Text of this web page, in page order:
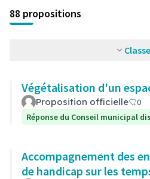
88 propositions
Végétalisation d'un
Proposition officielle
0
Réponse du Conseil municipal
Accompagnement des
de handicap sur les